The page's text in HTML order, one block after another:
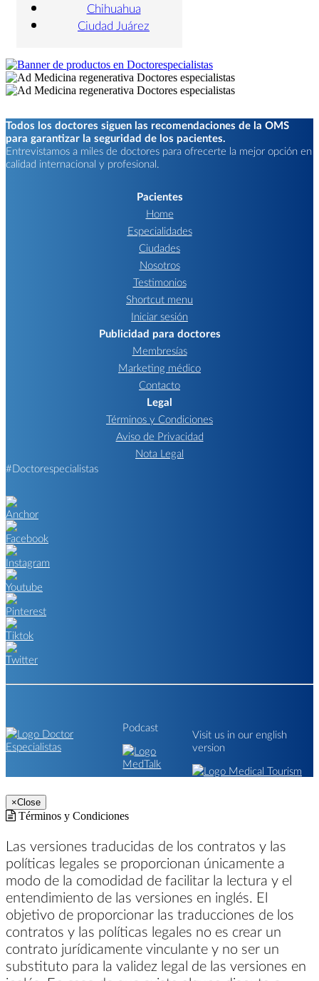
Chihuahua
Ciudad Juárez
Todos los doctores siguen las recomendaciones de la OMS
para garantizar la seguridad de los pacientes.
Entrevistamos a miles de doctores para ofrecerte la mejor opción en
calidad internacional y profesional.
Pacientes
Home
Especialidades
Ciudades
Nosotros
Testimonios
Shortcut menu
Iniciar sesión
Publicidad para doctores
Membresías
Marketing médico
Contacto
Legal
Términos y Condiciones
Aviso de Privacidad
Nota Legal
#Doctorespecialistas
Podcast
Visit us in our english
version
×Close
Términos y Condiciones
Las versiones traducidas de los contratos y las
políticas legales se proporcionan únicamente a
modo de la comodidad de facilitar la lectura y el
entendimiento de las versiones en inglés. El
objetivo de proporcionar las traducciones de los
contratos y las políticas legales no es crear un
contrato jurídicamente vinculante y no ser un
substituto para la validez legal de las versiones en